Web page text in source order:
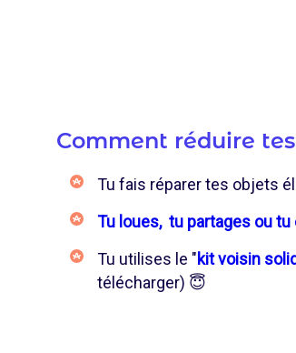
Comment réduire
Tu fais réparer tes objets
Tu loues, tu partages ou tu
Tu utilises le "kit voisin
télécharger) 😇